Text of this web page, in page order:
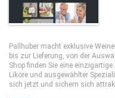
Pallhuber macht exklusive
bis zur Lieferung, von der
Shop finden Sie eine
Liköre und ausgewählter
sich jetzt und sichern sich